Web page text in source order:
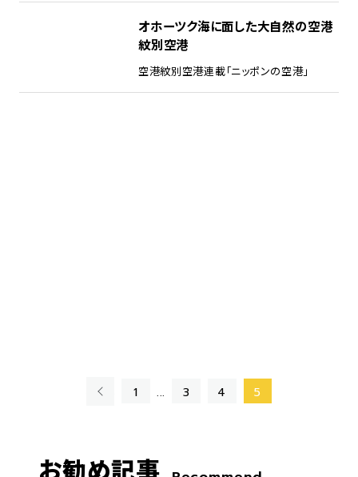
オホーツク海に面した大自然の空港
紋別空港
空港紋別空港連載「ニッポンの空港」
1 ... 3 4 5
お勧め記事